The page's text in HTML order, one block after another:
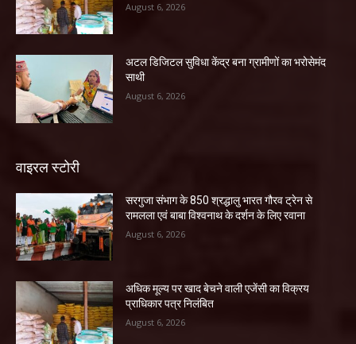
August 6, 2026
अटल डिजिटल सुविधा केंद्र बना ग्रामीणों का भरोसेमंद
साथी
August 6, 2026
वाइरल स्टोरी
सरगुजा संभाग के 850 श्रद्धालु भारत गौरव ट्रेन से
रामलला एवं बाबा विश्वनाथ के दर्शन के लिए रवाना
August 6, 2026
अधिक मूल्य पर खाद बेचने वाली एजेंसी का विक्रय
प्राधिकार पत्र निलंबित
August 6, 2026